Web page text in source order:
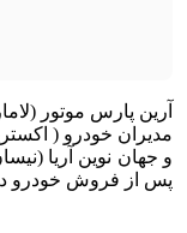
آرین پارس موتور
مدیران خودرو (
و جهان نوین آریا
پس از فروش خودرو‌